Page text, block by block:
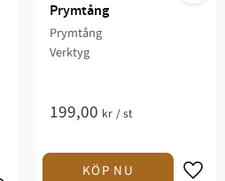
Prymtång
Prymtång
Verktyg
199,00 kr /st